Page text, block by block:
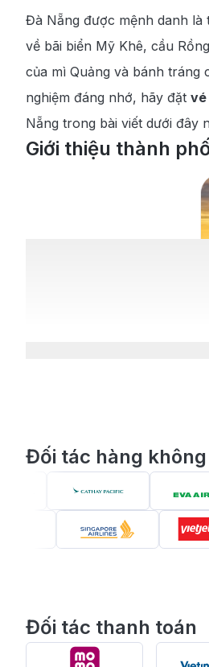
8.1. Thời tiết lý tưởng
8.2. Top 7 địa điểm
8.3. Top 5 món ăn đặc
Đà Nẵng được mệnh danh là
về bãi biển Mỹ Khê, cầu
của mì Quảng và bánh tráng
nghiệm đáng nhớ, hãy đặt vé
Nẵng trong bài viết dưới đây
Giới thiệu thành
Vé
Đối tác hàng không
Đối tác thanh toán